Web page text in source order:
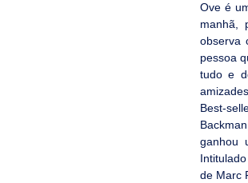
Ove é
manhã,
observa
pessoa
tudo e
Best-
ganhou
de Marc